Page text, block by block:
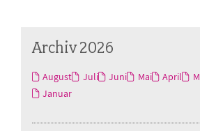
Archiv 2026
August Juli Juni Mai April
Januar